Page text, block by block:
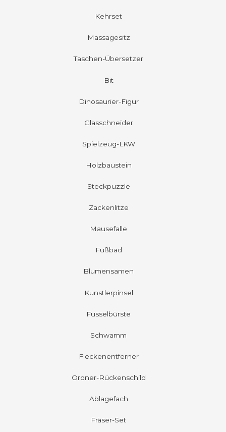
Kehrset
Massagesitz
Taschen-Übersetzer
Bit
Dinosaurier-Figur
Glasschneider
Spielzeug-LKW
Holzbaustein
Steckpuzzle
Zackenlitze
Mausefalle
Fußbad
Blumensamen
Künstlerpinsel
Fusselbürste
Schwamm
Fleckenentferner
Ordner-Rückenschild
Ablagefach
Fräser-Set